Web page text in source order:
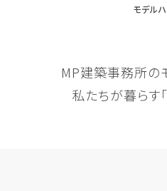
モデル
MP建築事務所の
私たちが暮らす